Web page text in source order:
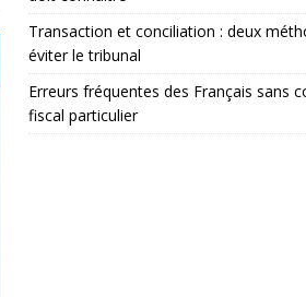
Transaction et conciliation : deux
éviter le tribunal
Erreurs fréquentes des Français sans
fiscal particulier